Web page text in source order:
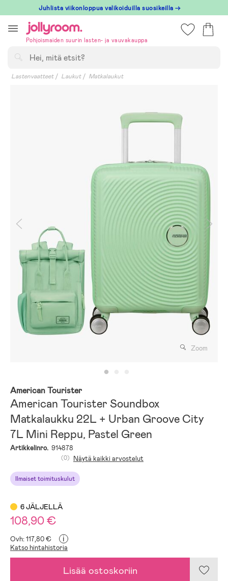
till
innehållet
Juhlista viikonloppua valikoiduilla suosikeilla →
Pohjoismaiden suurin lasten- ja vauvakauppa
Lastenvaatteet Laukut Matkalaukut
Zoom
American Tourister
American Tourister Soundbox
Matkalaukku 22L + Urban Groove City
7L Mini Reppu, Pastel Green
Artikkelinro. 914878
Ilmaiset toimituskulut
(0) Näytä kaikki arvostelut
6 JÄLJELLÄ
108,90 €
Ovh: 117,80 € i
Katso hintahistoria
Lisää ostoskoriin